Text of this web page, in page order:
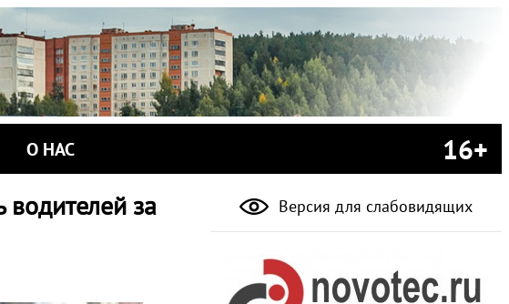
О НАС 16+
водителей за
Версия для слабовидящих